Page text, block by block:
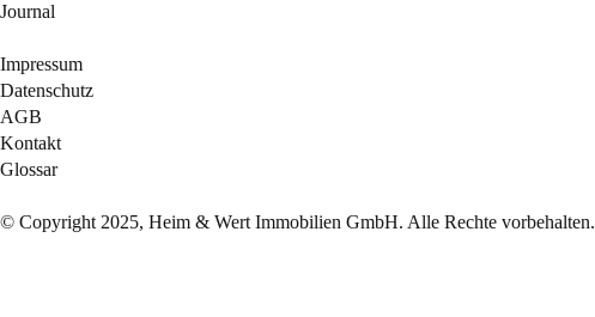
Journal
Impressum
Datenschutz
AGB
Kontakt
Glossar
© Copyright 2025, Heim & Wert Immobilien GmbH. Alle Rechte vorbehalten.